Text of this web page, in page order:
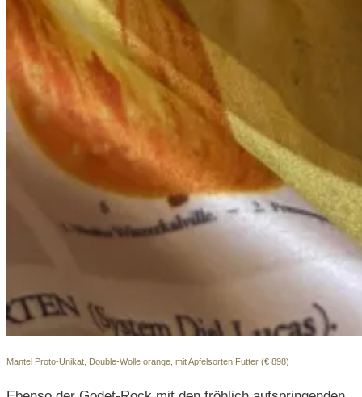
Mantel Proto-Unikat, Double-Wolle orange, mit Apfelsorten Futter (€ 898)